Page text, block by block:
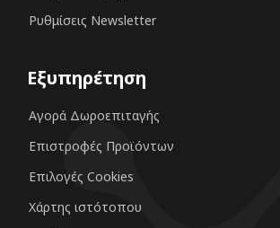
Ρυθμίσεις Newsletter
Εξυπηρέτηση
Αγορά Δωροεπιταγής
Επιστροφές Προϊόντων
Επιλογές Cookies
Χάρτης ιστότοπου